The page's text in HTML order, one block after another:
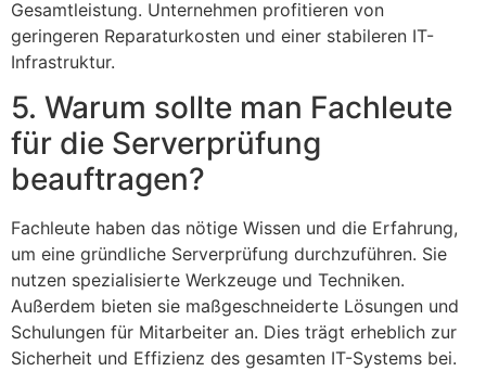
Gesamtleistung. Unternehmen profitieren von
geringeren Reparaturkosten und einer stabileren IT-
Infrastruktur.
5. Warum sollte man Fachleute
für die Serverprüfung
beauftragen?
Fachleute haben das nötige Wissen und die Erfahrung,
um eine gründliche Serverprüfung durchzuführen. Sie
nutzen spezialisierte Werkzeuge und Techniken.
Außerdem bieten sie maßgeschneiderte Lösungen und
Schulungen für Mitarbeiter an. Dies trägt erheblich zur
Sicherheit und Effizienz des gesamten IT-Systems bei.